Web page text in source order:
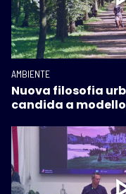
AMBIENTE
Nuova filosofia
candida a